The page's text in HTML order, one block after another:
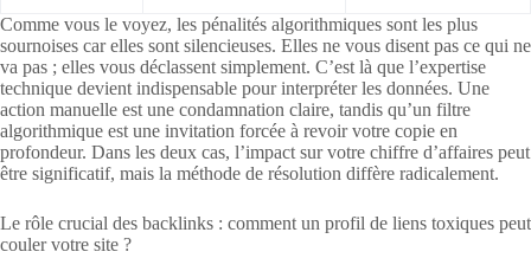
Comme vous le voyez, les pénalités algorithmiques sont les plus
sournoises car elles sont silencieuses. Elles ne vous disent pas ce qui ne
va pas ; elles vous déclassent simplement. C’est là que l’expertise
technique devient indispensable pour interpréter les données. Une
action manuelle est une condamnation claire, tandis qu’un filtre
algorithmique est une invitation forcée à revoir votre copie en
profondeur. Dans les deux cas, l’impact sur votre chiffre d’affaires peut
être significatif, mais la méthode de résolution diffère radicalement.
Le rôle crucial des backlinks : comment un profil de liens toxiques peut
couler votre site ?